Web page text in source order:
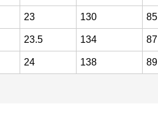
23 130 85
23.5 134 87
24 138 89